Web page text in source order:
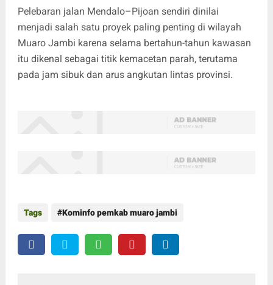
Pelebaran jalan Mendalo–Pijoan sendiri dinilai
menjadi salah satu proyek paling penting di wilayah
Muaro Jambi karena selama bertahun-tahun kawasan
itu dikenal sebagai titik kemacetan parah, terutama
pada jam sibuk dan arus angkutan lintas provinsi.
Tags Kominfo pemkab muaro jambi